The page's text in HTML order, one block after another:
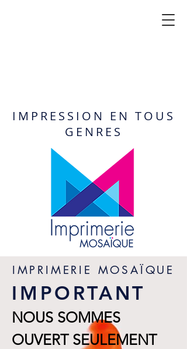
IMPRESSION EN TOUS
GENRES
IMPRIMERIE MOSAÏQUE
IMPORTANT
NOUS SOMMES
OUVERT SEULEMENT